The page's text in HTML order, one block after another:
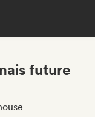
future